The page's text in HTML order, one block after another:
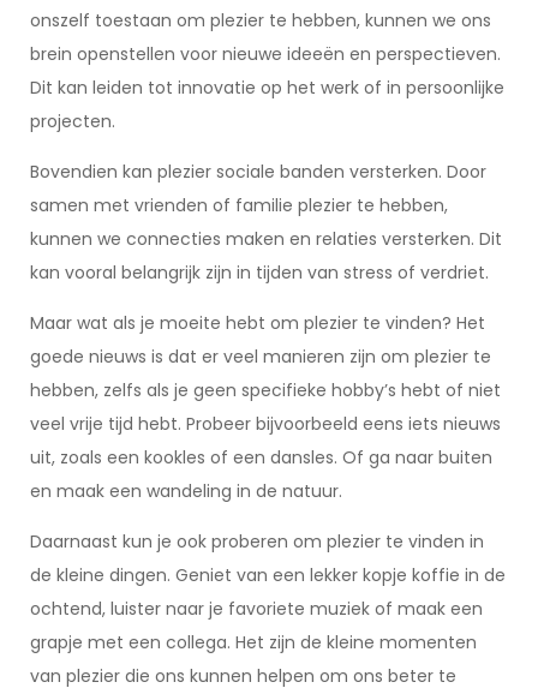
onszelf toestaan om plezier te hebben, kunnen we ons
brein openstellen voor nieuwe ideeën en perspectieven.
Dit kan leiden tot innovatie op het werk of in persoonlijke
projecten.
Bovendien kan plezier sociale banden versterken. Door
samen met vrienden of familie plezier te hebben,
kunnen we connecties maken en relaties versterken. Dit
kan vooral belangrijk zijn in tijden van stress of verdriet.
Maar wat als je moeite hebt om plezier te vinden? Het
goede nieuws is dat er veel manieren zijn om plezier te
hebben, zelfs als je geen specifieke hobby’s hebt of niet
veel vrije tijd hebt. Probeer bijvoorbeeld eens iets nieuws
uit, zoals een kookles of een dansles. Of ga naar buiten
en maak een wandeling in de natuur.
Daarnaast kun je ook proberen om plezier te vinden in
de kleine dingen. Geniet van een lekker kopje koffie in de
ochtend, luister naar je favoriete muziek of maak een
grapje met een collega. Het zijn de kleine momenten
van plezier die ons kunnen helpen om ons beter te